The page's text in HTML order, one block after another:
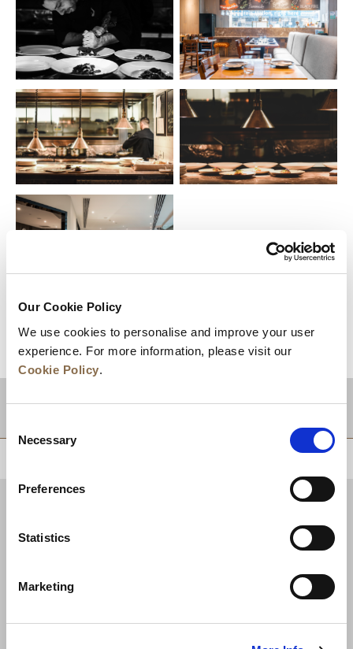
Our Cookie Policy
We use cookies to personalise and improve your user
experience. For more information, please visit our
Cookie Policy.
Selection
Necessary
Preferences
Statistics
Marketing
目的地